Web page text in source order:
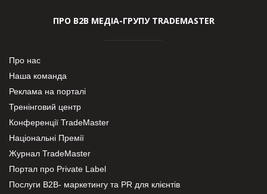
ПРО В2В МЕДІА-ГРУПУ TRADEMASTER
Про нас
Наша команда
Реклама на порталі
Тренінговий центр
Конференції TradeMaster
Національні Премії
Журнал TradeMaster
Портал про Private Label
Послуги В2В- маркетингу та PR для клієнтів